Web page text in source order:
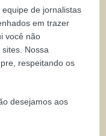
de jornalistas
em trazer
você não
Nossa
respeitando os
desejamos aos